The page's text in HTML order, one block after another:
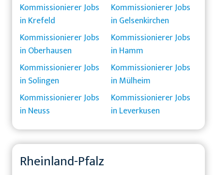
Kommissionierer Jobs
in Krefeld
Kommissionierer Jobs
in Gelsenkirchen
Kommissionierer Jobs
in Oberhausen
Kommissionierer Jobs
in Hamm
Kommissionierer Jobs
in Solingen
Kommissionierer Jobs
in Mülheim
Kommissionierer Jobs
in Neuss
Kommissionierer Jobs
in Leverkusen
Rheinland-Pfalz